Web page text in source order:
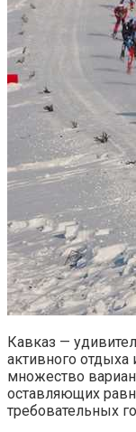
Кавказ —
активного
множество
оставляющих
требовательных